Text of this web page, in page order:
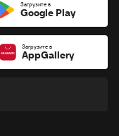
Загрузите в
Google Play
Загрузите в
AppGallery